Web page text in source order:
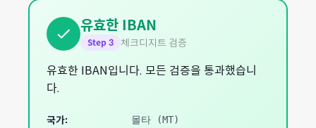
유효한 IBAN
Step 3 체크디지트 검증
유효한 IBAN입니다. 모든 검증을 통과했습니
다.
국가: 몰타 (MT)